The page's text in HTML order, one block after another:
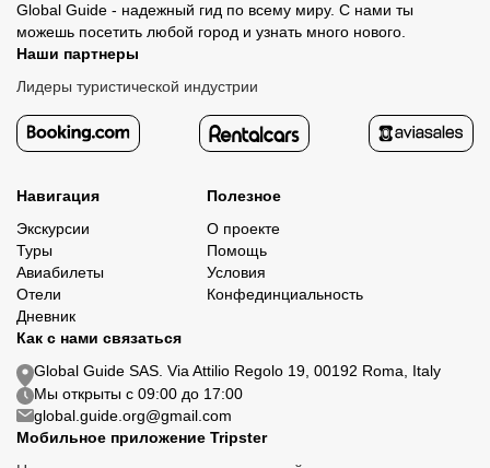
Global Guide - надежный гид по всему миру. С нами ты
можешь посетить любой город и узнать много нового.
Наши партнеры
Лидеры туристической индустрии
Навигация
Экскурсии
Туры
Авиабилеты
Отели
Дневник
Полезное
О проекте
Помощь
Условия
Конфединциальность
Как с нами связаться
Global Guide SAS. Via Attilio Regolo 19, 00192 Roma, Italy
Мы открыты с 09:00 до 17:00
global.guide.org@gmail.com
Мобильное приложение Tripster